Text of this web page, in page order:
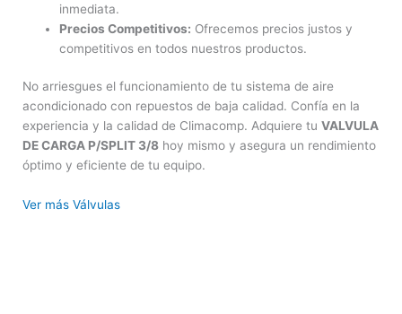
inmediata.
Precios Competitivos: Ofrecemos precios justos y
competitivos en todos nuestros productos.
No arriesgues el funcionamiento de tu sistema de aire
acondicionado con repuestos de baja calidad. Confía en la
experiencia y la calidad de Climacomp. Adquiere tu VALVULA
DE CARGA P/SPLIT 3/8 hoy mismo y asegura un rendimiento
óptimo y eficiente de tu equipo.
Ver más Válvulas